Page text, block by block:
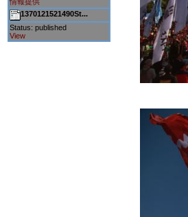
1370121521490St...
Status: published
View